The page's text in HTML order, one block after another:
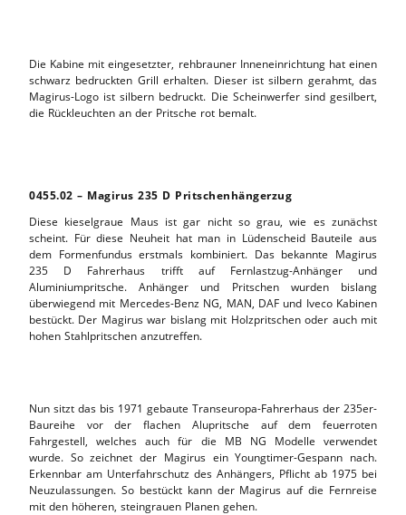
Die Kabine mit eingesetzter, rehbrauner Inneneinrichtung hat einen
schwarz bedruckten Grill erhalten. Dieser ist silbern gerahmt, das
Magirus-Logo ist silbern bedruckt. Die Scheinwerfer sind gesilbert,
die Rückleuchten an der Pritsche rot bemalt.
0455.02 – Magirus 235 D Pritschenhängerzug
Diese kieselgraue Maus ist gar nicht so grau, wie es zunächst
scheint. Für diese Neuheit hat man in Lüdenscheid Bauteile aus
dem Formenfundus erstmals kombiniert. Das bekannte Magirus
235 D Fahrerhaus trifft auf Fernlastzug-Anhänger und
Aluminiumpritsche. Anhänger und Pritschen wurden bislang
überwiegend mit Mercedes-Benz NG, MAN, DAF und Iveco Kabinen
bestückt. Der Magirus war bislang mit Holzpritschen oder auch mit
hohen Stahlpritschen anzutreffen.
Nun sitzt das bis 1971 gebaute Transeuropa-Fahrerhaus der 235er-
Baureihe vor der flachen Alupritsche auf dem feuerroten
Fahrgestell, welches auch für die MB NG Modelle verwendet
wurde. So zeichnet der Magirus ein Youngtimer-Gespann nach.
Erkennbar am Unterfahrschutz des Anhängers, Pflicht ab 1975 bei
Neuzulassungen. So bestückt kann der Magirus auf die Fernreise
mit den höheren, steingrauen Planen gehen.